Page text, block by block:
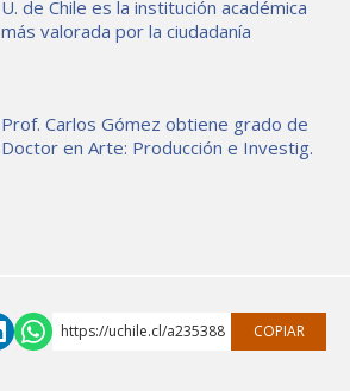
U. de Chile es la institución académica
más valorada por la ciudadanía
Prof. Carlos Gómez obtiene grado de
Doctor en Arte: Producción e Investig.
https://uchile.cl/a235388 COPIAR